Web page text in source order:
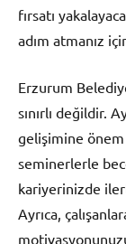
fırsatı
adım atmanız
Erzurum
sınırlı değildir.
gelişimine
seminerlerle
kariyerinizde
Ayrıca,